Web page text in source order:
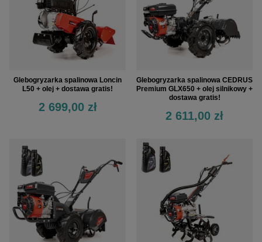
Glebogryzarka spalinowa Loncin
L50 + olej + dostawa gratis!
2 699,00 zł
Glebogryzarka spalinowa CEDRUS
Premium GLX650 + olej silnikowy +
dostawa gratis!
2 611,00 zł